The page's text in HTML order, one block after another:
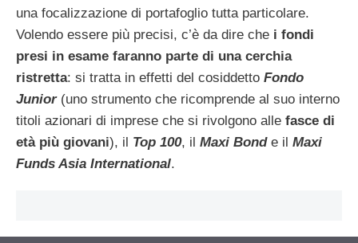
una focalizzazione di portafoglio tutta particolare.
Volendo essere più precisi, c’è da dire che i fondi
presi in esame faranno parte di una cerchia
ristretta: si tratta in effetti del cosiddetto Fondo
Junior(uno strumento che ricomprende al suo interno
titoli azionari di imprese che si rivolgono alle fasce di
età più giovani), il Top 100, il Maxi Bonde il Maxi
Funds Asia International.